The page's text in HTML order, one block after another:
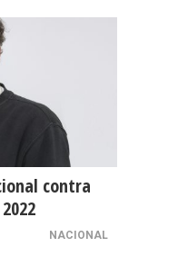
contra
NACIONAL